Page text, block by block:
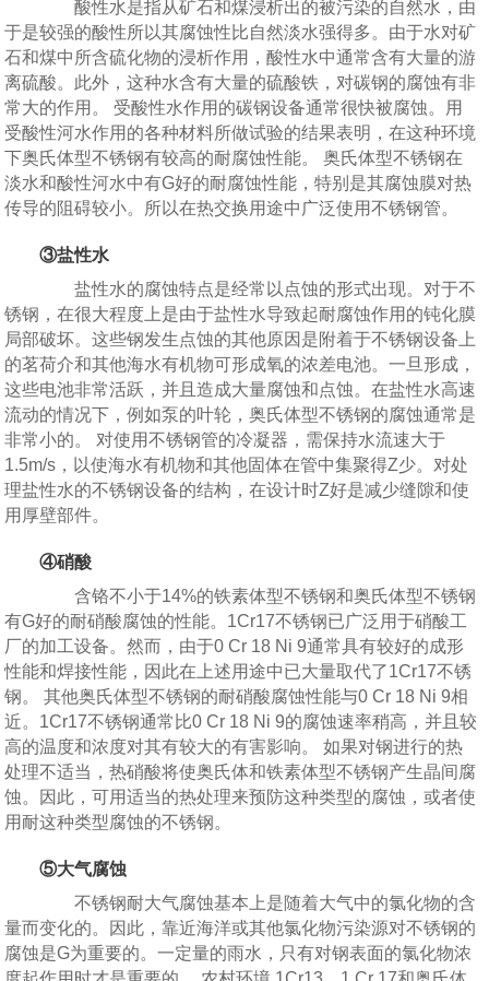
酸性水是指从矿石和煤浸析出的被污染的自然水，由
于是较强的酸性所以其腐蚀性比自然淡水强得多。由于水对矿
石和煤中所含硫化物的浸析作用，酸性水中通常含有大量的游
离硫酸。此外，这种水含有大量的硫酸铁，对碳钢的腐蚀有非
常大的作用。 受酸性水作用的碳钢设备通常很快被腐蚀。用
受酸性河水作用的各种材料所做试验的结果表明，在这种环境
下奥氏体型不锈钢有较高的耐腐蚀性能。 奥氏体型不锈钢在
淡水和酸性河水中有G好的耐腐蚀性能，特别是其腐蚀膜对热
传导的阻碍较小。所以在热交换用途中广泛使用不锈钢管。
③盐性水
盐性水的腐蚀特点是经常以点蚀的形式出现。对于不
锈钢，在很大程度上是由于盐性水导致起耐腐蚀作用的钝化膜
局部破坏。这些钢发生点蚀的其他原因是附着于不锈钢设备上
的茗荷介和其他海水有机物可形成氧的浓差电池。一旦形成，
这些电池非常活跃，并且造成大量腐蚀和点蚀。在盐性水高速
流动的情况下，例如泵的叶轮，奥氏体型不锈钢的腐蚀通常是
非常小的。 对使用不锈钢管的冷凝器，需保持水流速大于
1.5m/s，以使海水有机物和其他固体在管中集聚得Z少。对处
理盐性水的不锈钢设备的结构，在设计时Z好是减少缝隙和使
用厚壁部件。
④硝酸
含铬不小于14%的铁素体型不锈钢和奥氏体型不锈钢
有G好的耐硝酸腐蚀的性能。1Cr17不锈钢已广泛用于硝酸工
厂的加工设备。然而，由于0 Cr 18 Ni 9通常具有较好的成形
性能和焊接性能，因此在上述用途中已大量取代了1Cr17不锈
钢。 其他奥氏体型不锈钢的耐硝酸腐蚀性能与0 Cr 18 Ni 9相
近。1Cr17不锈钢通常比0 Cr 18 Ni 9的腐蚀速率稍高，并且较
高的温度和浓度对其有较大的有害影响。 如果对钢进行的热
处理不适当，热硝酸将使奥氏体和铁素体型不锈钢产生晶间腐
蚀。因此，可用适当的热处理来预防这种类型的腐蚀，或者使
用耐这种类型腐蚀的不锈钢。
⑤大气腐蚀
不锈钢耐大气腐蚀基本上是随着大气中的氯化物的含
量而变化的。因此，靠近海洋或其他氯化物污染源对不锈钢的
腐蚀是G为重要的。一定量的雨水，只有对钢表面的氯化物浓